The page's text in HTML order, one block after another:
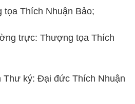
Thích Nhuận Bảo;
trực: Thượng tọa Thích
Thư ký: Đại đức Thích Nhuận